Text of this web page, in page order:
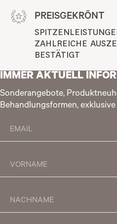
PREISGEKRÖNT
ZAHLREICHE
BESTÄTIGT
IMMER AKTUELL
Sonderangebote,
Behandlungsformen,